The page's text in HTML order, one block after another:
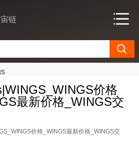
链
价格
最新价格_WINGS交
价格_WINGS最新价格_WINGS交